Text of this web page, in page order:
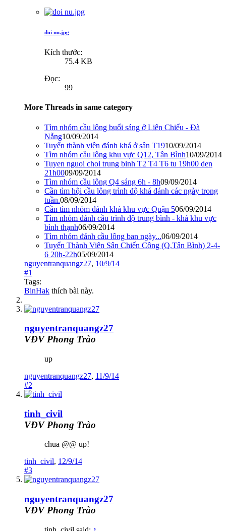
doi nu.jpg
Kích thước:
75.4 KB
Đọc:
99
More Threads in same category
Tìm nhóm cầu lông buổi sáng ở Liên Chiểu - Đà
Nẵng10/09/2014
Tuyển thành viên đánh khá ở sân T1910/09/2014
Tìm nhóm cầu lông khu vực Q12, Tân Bình10/09/2014
Tuyen nguoi choi trung binh T2 T4 T6 tu 19h00 den
21h0009/09/2014
Tìm nhóm cầu lông Q4 sáng 6h - 8h09/09/2014
Cần tìm hội cầu lông trình độ khá đánh các ngày trong
tuần.08/09/2014
Cần tìm nhóm đánh khá khu vực Quận 506/09/2014
Tìm nhóm đánh cầu trình độ trung bình - khá khu vực
bình thạnh06/09/2014
Tìm nhóm đánh cầu lông ban ngày...06/09/2014
Tuyển Thành Viên Sân Chiến Công (Q.Tân Bình) 2-4-
6 20h-22h05/09/2014
nguyentranquangz27, 10/9/14
#1
Tags:
BinHak thích bài này.
nguyentranquangz27
VĐV Phong Trào
up
nguyentranquangz27, 11/9/14
#2
tinh_civil
VĐV Phong Trào
chua @@ up!
tinh_civil, 12/9/14
#3
nguyentranquangz27
VĐV Phong Trào